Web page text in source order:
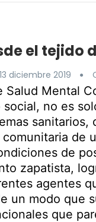
el tejido
13 diciembre 2019
Salud Mental
no es
de
de
zapatista,
agentes
un modo que
que